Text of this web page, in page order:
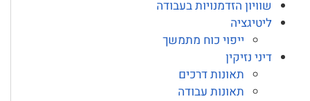
שוויון הזדמנויות בעבודה
ליטיגציה
ייפוי כוח מתמשך
דיני נזיקין
תאונות דרכים
תאונות עבודה